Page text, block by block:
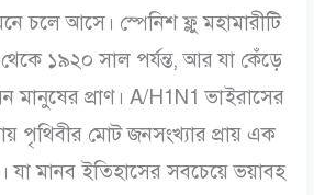
চলে আসে। স্পেনিশ ফ্লু মহামারীটি
১৯২০ সাল পর্যন্ত, আর যা কেঁড়ে
মানুষের প্রাণ। A/H1N1 ভাইরাসের
পৃথিবীর মোট জনসংখ্যার প্রায় এক
যা মানব ইতিহাসের সবচেয়ে ভয়াবহ